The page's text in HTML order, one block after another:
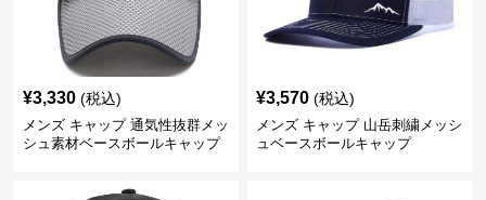
¥3,330 (税込)
メンズ キャップ 通気性抜群メッ
シュ素材ベースボールキャップ
¥3,570 (税込)
メンズ キャップ 山岳刺繍メッシ
ュベースボールキャップ